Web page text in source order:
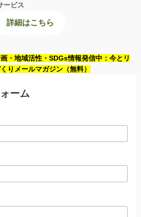
ービス
詳細はこちら
・地域活性・SDGs情報発信中：今とリ
りメールマガジン（無料）
ーム